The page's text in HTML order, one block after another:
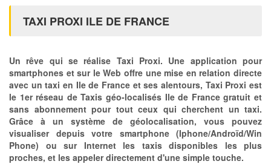
TAXI PROXI ILE DE FRANCE
Un rêve qui se réalise Taxi Proxi. Une application pour
smartphones et sur le Web offre une mise en relation directe
avec un taxi en Ile de France et ses alentours, Taxi Proxi est
le 1er réseau de Taxis géo-localisés Ile de France gratuit et
sans abonnement pour tout ceux qui cherchent un taxi.
Grâce à un système de géolocalisation, vous pouvez
visualiser depuis votre smartphone (Iphone/Androïd/Win
Phone) ou sur Internet les taxis disponibles les plus
proches, et les appeler directement d'une simple touche.